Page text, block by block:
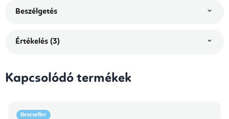
Beszélgetés
Értékelés (3)
Kapcsolódó termékek
Bestseller